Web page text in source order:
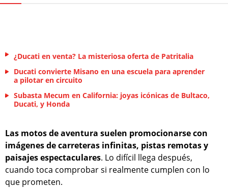
¿Ducati en venta? La misteriosa oferta de Patritalia
Ducati convierte Misano en una escuela para aprender
a pilotar en circuito
Subasta Mecum en California: joyas icónicas de Bultaco,
Ducati, y Honda
Las motos de aventura suelen promocionarse con
imágenes de carreteras infinitas, pistas remotas y
paisajes espectaculares. Lo difícil llega después,
cuando toca comprobar si realmente cumplen con lo
que prometen.